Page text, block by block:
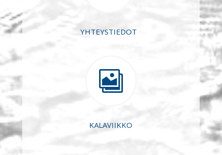
YHTEYSTIEDOT

KALAVIIKKO